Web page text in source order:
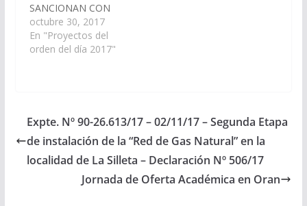
SANCIONAN CON
FUERZA DE L E Y
Artículo 1°.- El
Ministerio de Salud
Parto Humanizado. Art.
2º.- El incumplimiento
de las obligaciones
establecidas en la
octubre 30, 2017
En "Proyectos del
orden del día 2017"
Expte. Nº 90-26.613/17 – 02/11/17 – Segunda Etapa
de instalación de la “Red de Gas Natural” en la
localidad de La Silleta – Declaración Nº 506/17
Jornada de Oferta Académica en Oran